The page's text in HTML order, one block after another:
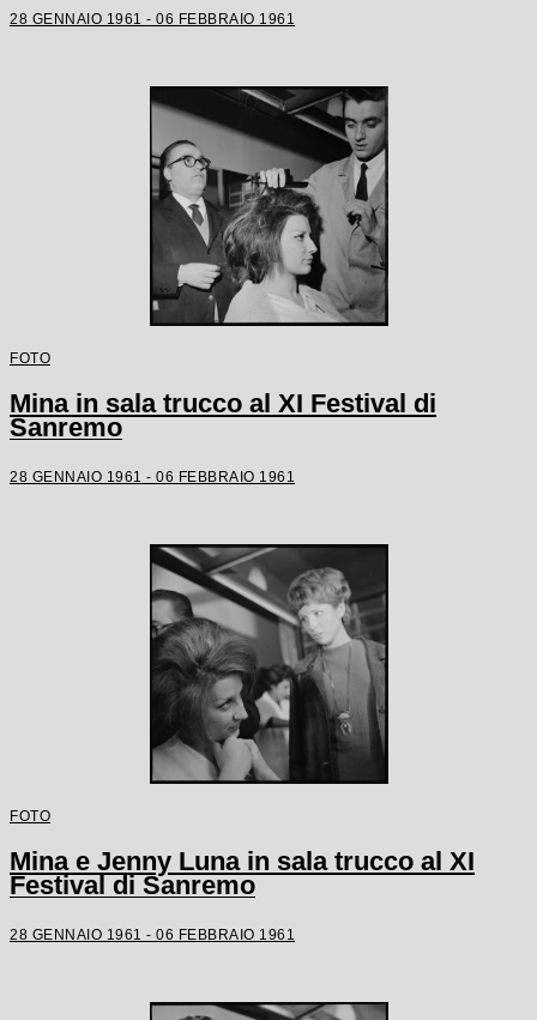
28 GENNAIO 1961 - 06 FEBBRAIO 1961
FOTO
Mina in sala trucco al XI Festival di
Sanremo
28 GENNAIO 1961 - 06 FEBBRAIO 1961
FOTO
Mina e Jenny Luna in sala trucco al XI
Festival di Sanremo
28 GENNAIO 1961 - 06 FEBBRAIO 1961